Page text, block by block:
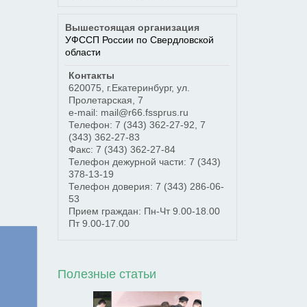
Вышестоящая организация
УФССП России по Свердловской
области
Контакты
620075
г.Екатеринбург, ул.
Пролетарская, 7
e-mail: mail@r66.fssprus.ru
Телефон: 7 (343) 362-27-92 7
(343) 362-27-83
Факс: 7 (343) 362-27-84
Телефон дежурной части: 7 (343)
378-13-19
Телефон доверия: 7 (343) 286-06-
53
Прием граждан: Пн-Чт 9.00-18.00
Пт 9.00-17.00
Полезные статьи